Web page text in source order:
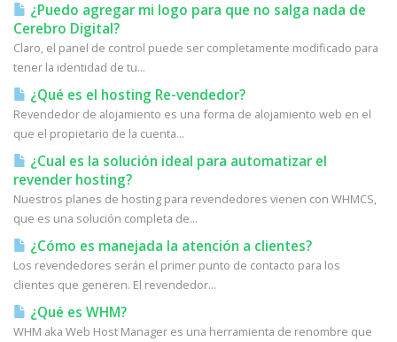
¿Puedo agregar mi logo para que no salga nada de
Cerebro Digital?
Claro, el panel de control puede ser completamente modificado para
tener la identidad de tu...
¿Qué es el hosting Re-vendedor?
Revendedor de alojamiento es una forma de alojamiento web en el
que el propietario de la cuenta...
¿Cual es la solución ideal para automatizar el
revender hosting?
Nuestros planes de hosting para revendedores vienen con WHMCS,
que es una solución completa de...
¿Cómo es manejada la atención a clientes?
Los revendedores serán el primer punto de contacto para los
clientes que generen. El revendedor...
¿Qué es WHM?
WHM aka Web Host Manager es una herramienta de renombre que